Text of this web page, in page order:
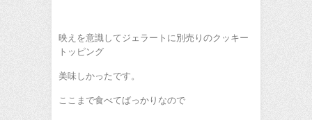
映えを意識してジェラートに別売りのクッキー
トッピング
美味しかったです。
ここまで食べてばっかりなので